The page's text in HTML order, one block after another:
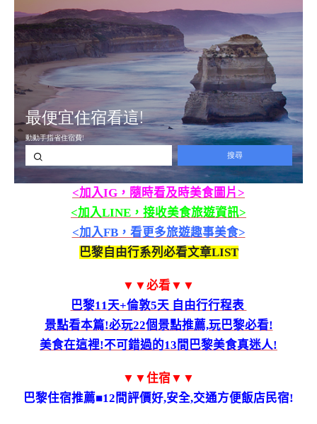
<加入IG，隨時看及時美食圖片>
<加入LINE，接收美食旅遊資訊>
<加入FB，看更多旅遊趣事美食>
巴黎自由行系列必看文章LIST
▼▼必看▼▼
巴黎11天+倫敦5天 自由行行程表
景點看本篇!必玩22個景點推薦,玩巴黎必看!
美食在這裡!不可錯過的13間巴黎美食真迷人!
▼▼住宿▼▼
巴黎住宿推薦■12間評價好,安全,交通方便飯店民宿!